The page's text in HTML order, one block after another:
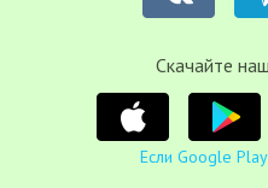
Cкачайте
Если Google